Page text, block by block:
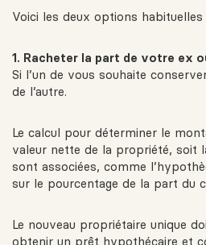
Voici les deux options
1. Racheter la part de votre ex
Si l’un de vous souhaite
de l’autre.
Le calcul pour déterminer le
valeur nette de la propriété, soit
sont associées, comme
sur le pourcentage de la part du
Le nouveau propriétaire unique
obtenir un prêt hypothécaire et